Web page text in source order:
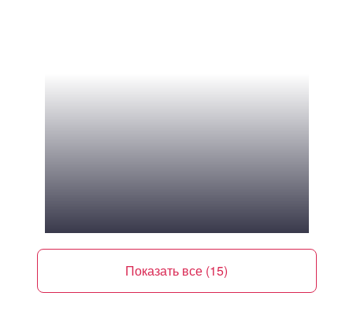
Попова К.Н.
Показать все (15)